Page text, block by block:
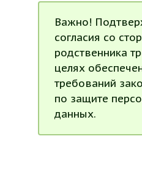
Важно!
согласия со
родственника
целях
требований
по защите
данных.